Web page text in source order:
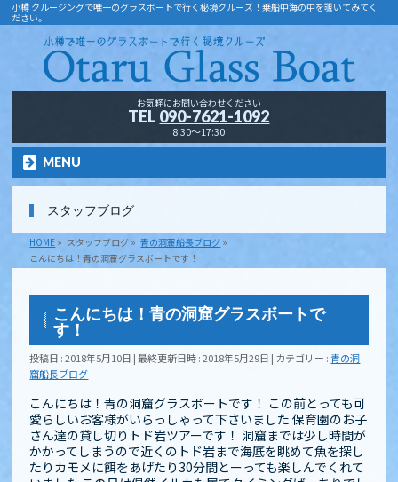
小樽 クルージングで唯一のグラスボートで行く秘境クルーズ！乗船中海の中を覗いてみてく
ださい。
お気軽にお問い合わせください
TEL 090-7621-1092
8:30～17:30
MENU
スタッフブログ
HOME » スタッフブログ » 青の洞窟船長ブログ »
こんにちは︎！青の洞窟グラスボートです！
こんにちは︎！青の洞窟グラスボートで
す！
投稿日 : 2018年5月10日 最終更新日時 : 2018年5月29日 カテゴリー :青の洞
窟船長ブログ
こんにちは︎！青の洞窟グラスボートです！ この前とっても可
愛らしいお客様がいらっしゃって下さいました 保育園のお子
さん達の貸し切りトド岩ツアーです！ 洞窟までは少し時間が
かかってしまうので近くのトド岩まで海底を眺めて魚を探し
たりカモメに餌をあげたり30分間とーっても楽しんでくれて